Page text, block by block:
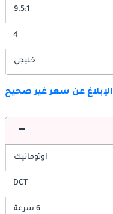
9.5:1
4
خليجي
الإبلاغ عن سعر غير صحيح
اوتوماتيك
DCT
6 سرعة